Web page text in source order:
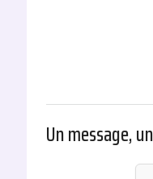
Un message,